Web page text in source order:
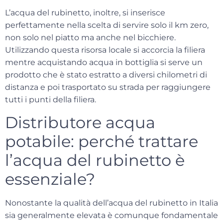
L’acqua del rubinetto, inoltre, si inserisce
perfettamente nella scelta di servire solo il km zero,
non solo nel piatto ma anche nel bicchiere.
Utilizzando questa risorsa locale si accorcia la filiera
mentre acquistando acqua in bottiglia si serve un
prodotto che è stato estratto a diversi chilometri di
distanza e poi trasportato su strada per raggiungere
tutti i punti della filiera.
Distributore acqua
potabile: perché trattare
l’acqua del rubinetto è
essenziale?
Nonostante la qualità dell’acqua del rubinetto in Italia
sia generalmente elevata è comunque fondamentale